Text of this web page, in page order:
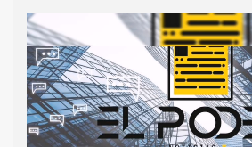
Reproductor
de
vídeo